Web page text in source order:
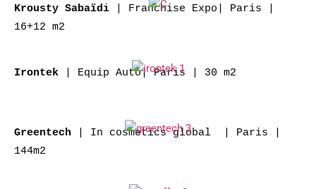
Krousty Sabaïdi | Franchise Expo| Paris |
16+12 m2
Irontek | Equip Auto| Paris | 30 m2
Greentech | In cosmetics global | Paris |
144m2